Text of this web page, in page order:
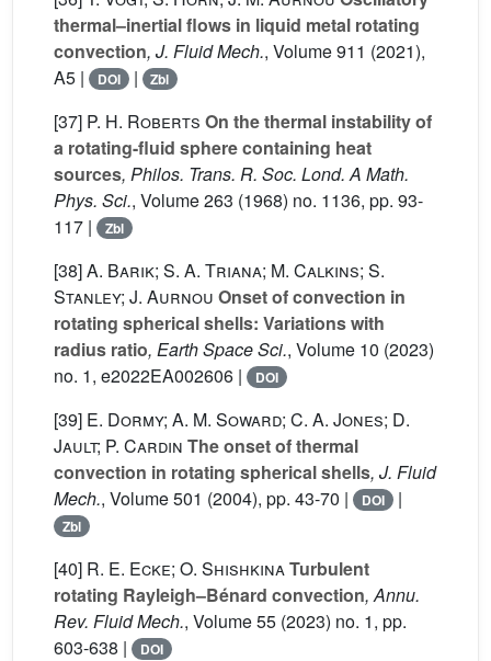
thermal–inertial flows in liquid metal rotating
convection, J. Fluid Mech., Volume 911 (2021),
A5 |
DOI | Zbl
[37] P. H. Roberts On the thermal instability of
a rotating-fluid sphere containing heat
sources, Philos. Trans. R. Soc. Lond. A Math.
Phys. Sci., Volume 263 (1968) no. 1136, pp. 93-
117 |
Zbl
[38]A. Barik; S. A. Triana; M. Calkins; S.
Stanley; J. Aurnou Onset of convection in
rotating spherical shells: Variations with
radius ratio, Earth Space Sci., Volume 10 (2023)
no. 1, e2022EA002606 |
DOI
[39] E. Dormy; A. M. Soward; C. A. Jones; D.
Jault; P. Cardin The onset of thermal
convection in rotating spherical shells, J. Fluid
Mech., Volume 501 (2004), pp. 43-70 | DOI |
Zbl
[40] R. E. Ecke; O. ShishkinaTurbulent
rotating Rayleigh–Bénard convection, Annu.
Rev. Fluid Mech., Volume 55 (2023) no. 1, pp.
603-638 |
DOI